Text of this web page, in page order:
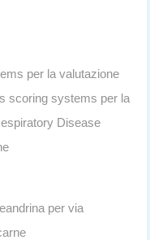
per la valutazione
scoring systems per la
Disease
per via